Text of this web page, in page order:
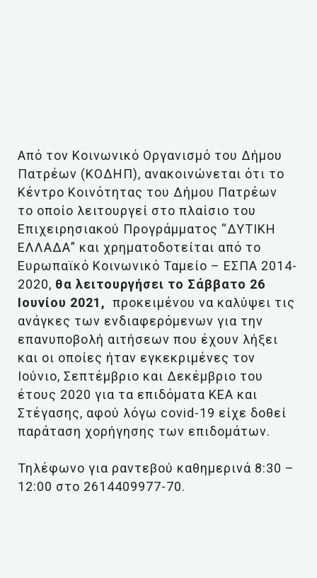
Από τον Κοινωνικό Οργανισμό του Δήμου
Πατρέων (ΚΟΔΗΠ), ανακοινώνεται ότι το
Κέντρο Κοινότητας του Δήμου Πατρέων
το οποίο λειτουργεί στο πλαίσιο του
Επιχειρησιακού Προγράμματος “ΔΥΤΙΚΗ
ΕΛΛΑΔΑ” και χρηματοδοτείται από το
Ευρωπαϊκό Κοινωνικό Ταμείο – ΕΣΠΑ 2014-
2020, θα λειτουργήσει το Σάββατο 26
Ιουνίου 2021, προκειμένου να καλύψει τις
ανάγκες των ενδιαφερόμενων για την
επανυποβολή αιτήσεων που έχουν λήξει
και οι οποίες ήταν εγκεκριμένες τον
Ιούνιο, Σεπτέμβριο και Δεκέμβριο του
έτους 2020 για τα επιδόματα ΚΕΑ και
Στέγασης, αφού λόγω covid-19 είχε δοθεί
παράταση χορήγησης των επιδομάτων.
Τηλέφωνο για ραντεβού καθημερινά 8:30 –
12:00 στο 2614409977-70.